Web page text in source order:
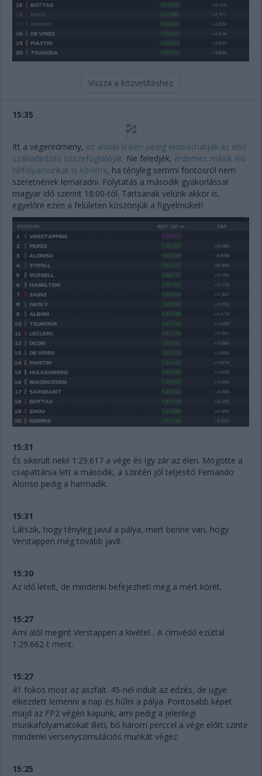
Vissza a közvetítéshez
15:35
Itt a végeredmény, az alábbi linken pedig elolvashatják az első
szabadedzés összefoglalóját. Ne feledjék, érdemes másik élő
hírfolyamunkat is követni, ha tényleg semmi fontosról nem
szeretnének lemaradni. Folytatás a második gyakorlással
magyar idő szerint 18:00-tól. Tartsanak velünk akkor is,
egyelőre ezen a felületen köszönjük a figyelmüket!
15:31
És sikerült neki! 1:29.617 a vége és így zár az élen. Mögötte a
csapattársa lett a második, a szintén jól teljesítő Fernando
Alonso pedig a harmadik.
15:31
Látszik, hogy tényleg javul a pálya, mert benne van, hogy
Verstappen még tovább javít.
15:30
Az idő letelt, de mindenki befejezheti még a mért körét.
15:27
Ami alól megint Verstappen a kivétel... A címvédő ezúttal
1:29.662-t ment.
15:27
41 fokos most az aszfalt. 45-nél indult az edzés, de ugye
elkezdett lemenni a nap és hűlni a pálya. Pontosabb képet
majd az FP2 végén kapunk, ami pedig a jelenlegi
munkafolyamatokat illeti, bő három perccel a vége előtt szinte
mindenki versenyszimulációs munkát végez.
15:25